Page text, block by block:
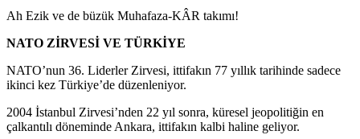
Ah Ezik ve de büzük Muhafaza-KÂR takımı!
NATO ZİRVESİ VE TÜRKİYE
NATO’nun 36. Liderler Zirvesi, ittifakın 77 yıllık tarihinde sadece
ikinci kez Türkiye’de düzenleniyor.
2004 İstanbul Zirvesi’nden 22 yıl sonra, küresel jeopolitiğin en
çalkantılı döneminde Ankara, ittifakın kalbi haline geliyor.